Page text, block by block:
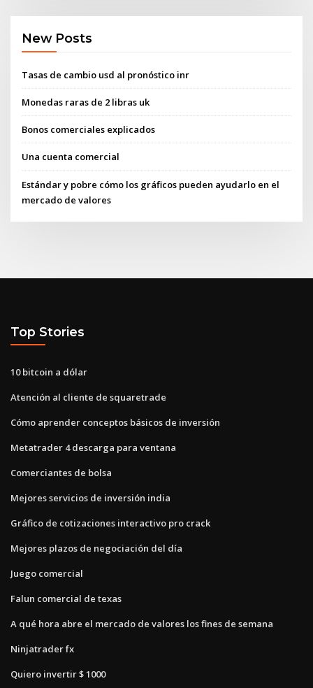
New Posts
Tasas de cambio usd al pronóstico inr
Monedas raras de 2 libras uk
Bonos comerciales explicados
Una cuenta comercial
Estándar y pobre cómo los gráficos pueden ayudarlo en el
mercado de valores
Top Stories
10 bitcoin a dólar
Atención al cliente de squaretrade
Cómo aprender conceptos básicos de inversión
Metatrader 4 descarga para ventana
Comerciantes de bolsa
Mejores servicios de inversión india
Gráfico de cotizaciones interactivo pro crack
Mejores plazos de negociación del día
Juego comercial
Falun comercial de texas
A qué hora abre el mercado de valores los fines de semana
Ninjatrader fx
Quiero invertir $ 1000